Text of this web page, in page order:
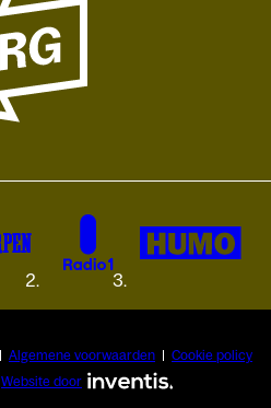
Algemene voorwaarden
Cookie policy
Website door